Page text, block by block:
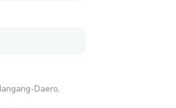
Daero,